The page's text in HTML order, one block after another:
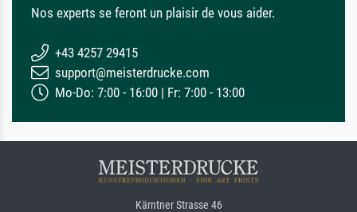
Nos experts se feront un plaisir de vous aider.
+43 4257 29415
support@meisterdrucke.com
Mo-Do: 7:00 - 16:00 | Fr: 7:00 - 13:00
Kärntner Strasse 46